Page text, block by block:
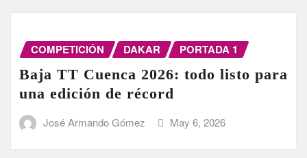
COMPETICIÓN DAKAR PORTADA 1
Baja TT Cuenca 2026: todo listo para
una edición de récord
José Armando Gómez May 6, 2026